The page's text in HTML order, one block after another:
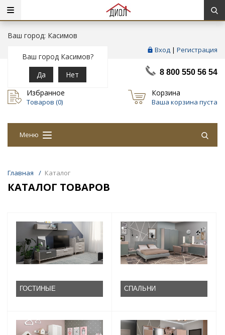
Ваш город: Касимов
Ваш город Касимов?
Да
Нет
Вход | Регистрация
8 800 550 56 54
Избранное
Товаров (0)
Корзина
Ваша корзина пуста
Меню
Главная / Каталог
КАТАЛОГ ТОВАРОВ
ГОСТИНЫЕ СПАЛЬНИ